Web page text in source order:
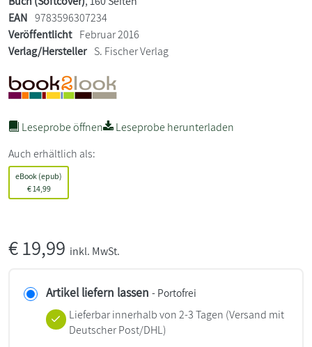
EAN 9783596307234
Veröffentlicht Februar 2016
Verlag/Hersteller S. Fischer Verlag
Leseprobe öffnen
Leseprobe herunterladen
Auch erhältlich als:
eBook (epub)
€14,99
€19,99 inkl. MwSt.
Artikel liefern lassen - Portofrei
Lieferbar innerhalb von 2-3 Tagen (Versand mit
Deutscher Post/DHL)